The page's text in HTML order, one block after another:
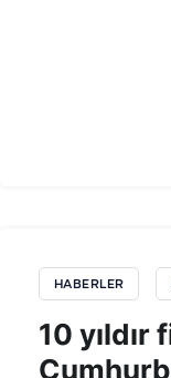
HABERLER
10 yıldır